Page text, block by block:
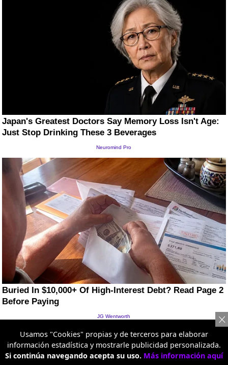
Artículo nuevo
Usamos "Cookies" propias y de terceros para elaborar
información estadística y mostrarle publicidad personalizada.
Si continúa navegando acepta su uso. Más información aquí